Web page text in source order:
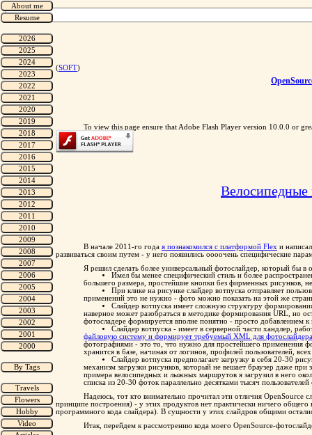
(SOFT)
To view this page ensure that Adobe Flash Player version 10.0.0 or
В начале 2011-го года я познакомился с платформой Flex и
развиваться своим путем - у него появились оооочень специфические
Я решил сделать более универсальный фотослайдер, который бы в
Имел бы менее специфический стиль и более
большего размера, простейшие кнопки без фирменных рисунков,
При клике на рисунке слайдер вотпуска отправляет
применений это не нужно - фото можно показать на этой же
Слайдер вотпуска имеет сложную структуру
наверное может разобраться в методике формирования URL, но
фотосладере формируется вполне понятно - просто добавлением
Слайдер вотпуска - имеет в серверной части хандлер,
файловую систему и формирует требуемый XML для фотослайдера
фотографиями - это то, что нужно для простейшего применения
хранится в базе, начиная от логинов, профилей пользователей,
Слайдер вотпуска предполагает загрузку в себя 20-30
механизм загрузки рисунков, который не вешает браузер даже
примера велосипедных и лыжных маршрутов я загрузил в него
списка из 20-30 фоток параллельно десятками тысяч пользователей
Надеюсь, тот кто внимательно прочитал эти отличия OpenSource
принципе построения) - у этих продуктов нет практически ничего
программного кода слайдера). В сущности у этих слайдров общими
Итак, перейдем к рассмотрению кода моего OpenSource-